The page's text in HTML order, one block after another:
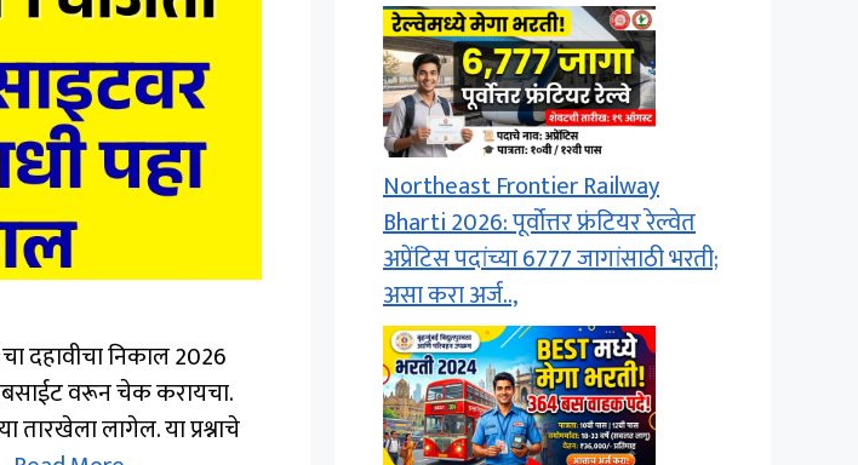
दहावीचा निकाल 2026
वरून चेक करायचा.
लागेल. या प्रश्नाचे
Northeast Frontier Railway
Bharti 2026: पूर्वोत्तर फ्रंटियर रेल्वेत
अप्रेंटिस पदांच्या 6777 जागांसाठी भरती;
असा करा अर्ज..,